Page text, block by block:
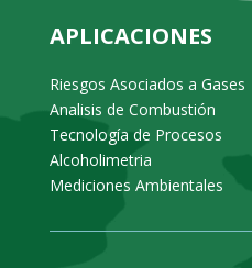
APLICACIONES
Riesgos Asociados a Gases
Analisis de Combustión
Tecnología de Procesos
Alcoholimetria
Mediciones Ambientales